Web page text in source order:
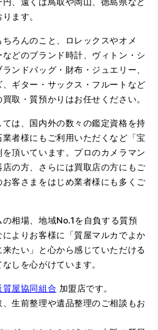
ます。
ろんのこと、ロレックスやオメ
どのブランド時計、ヴィトン・シ
ンドバッグ・財布・ジュエリー、
ギター・サックス・フルートなど
取・質預かりはお任せください。
は、国内外の数々の鑑定資格を持
者様にもご利用いただくなど「宝
頂いています。プロのカメラマン
の方、さらには買取店の方にもご
客さまをはじめ業者様にも多くご
相場、地域No.1を自負する質預
よりお客様に「質屋マルカでよか
たい」と心から感じていただける
しを心がけています。
質屋協同組合 加盟店です。
生前整理や遺品整理のご相談もお